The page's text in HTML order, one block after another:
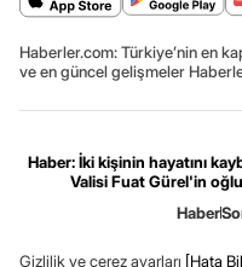
Haberler.com: Türkiye’nin en
ve en güncel gelişmeler
Haber: İki kişinin hayatını
Valisi Fuat Gürel'in
Haber
Gizlilik ve çerez ayarları [Hata